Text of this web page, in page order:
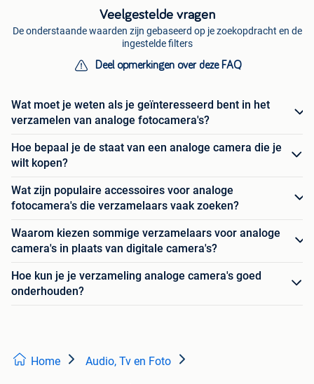
Veelgestelde vragen
De onderstaande waarden zijn gebaseerd op je zoekopdracht en de
ingestelde filters
Deel opmerkingen over deze FAQ
Wat moet je weten als je geïnteresseerd bent in het
verzamelen van analoge fotocamera's?
Hoe bepaal je de staat van een analoge camera die je
wilt kopen?
Wat zijn populaire accessoires voor analoge
fotocamera's die verzamelaars vaak zoeken?
Waarom kiezen sommige verzamelaars voor analoge
camera's in plaats van digitale camera's?
Hoe kun je je verzameling analoge camera's goed
onderhouden?
Home Audio, Tv en Foto